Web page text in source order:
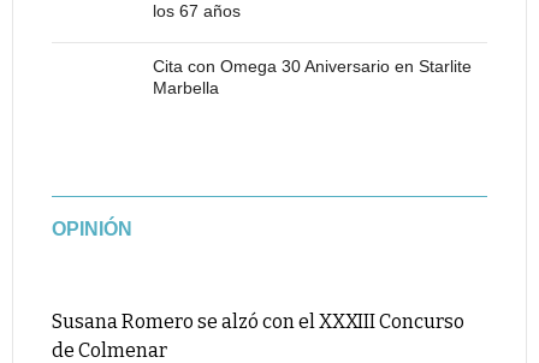
los 67 años
Cita con Omega 30 Aniversario en Starlite
Marbella
OPINIÓN
Susana Romero se alzó con el XXXIII Concurso
de Colmenar